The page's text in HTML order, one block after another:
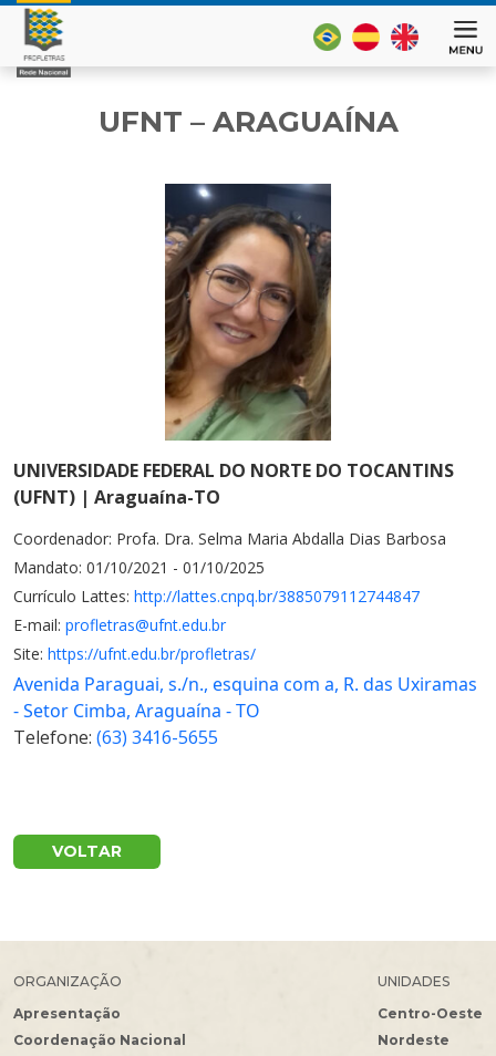
UFNT – ARAGUAÍNA
UNIVERSIDADE FEDERAL DO NORTE DO TOCANTINS
(UFNT) | Araguaína-TO
Coordenador: Profa. Dra. Selma Maria Abdalla Dias Barbosa
Mandato: 01/10/2021 - 01/10/2025
Currículo Lattes: http://lattes.cnpq.br/3885079112744847
E-mail: profletras@ufnt.edu.br
Site: https://ufnt.edu.br/profletras/
Avenida Paraguai, s./n., esquina com a, R. das Uxiramas
- Setor Cimba, Araguaína - TO
Telefone: (63) 3416-5655
VOLTAR
ORGANIZAÇÃO
Apresentação
Coordenação Nacional
UNIDADES
Centro-Oeste
Nordeste